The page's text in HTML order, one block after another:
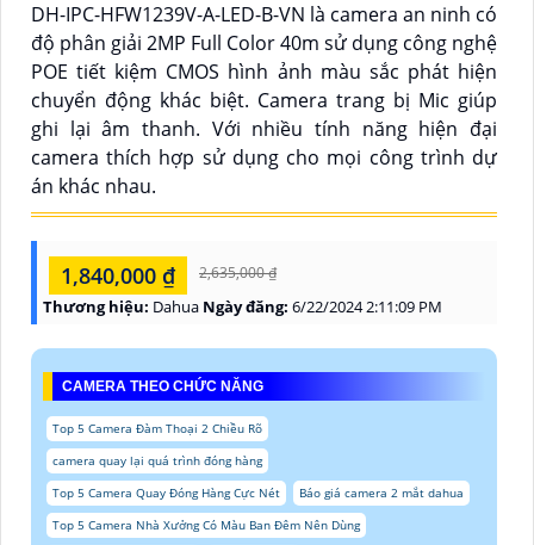
DH-IPC-HFW1239V-A-LED-B-VN là camera an ninh có
độ phân giải 2MP Full Color 40m sử dụng công nghệ
POE tiết kiệm CMOS hình ảnh màu sắc phát hiện
chuyển động khác biệt. Camera trang bị Mic giúp
ghi lại âm thanh. Với nhiều tính năng hiện đại
camera thích hợp sử dụng cho mọi công trình dự
án khác nhau.
1,840,000 ₫ 2,635,000 ₫
Thương hiệu: Dahua Ngày đăng: 6/22/2024 2:11:09 PM
CAMERA THEO CHỨC NĂNG
Top 5 Camera Đàm Thoại 2 Chiều Rõ
camera quay lại quá trình đóng hàng
Top 5 Camera Quay Đóng Hàng Cực Nét
Báo giá camera 2 mắt dahua
Top 5 Camera Nhà Xưởng Có Màu Ban Đêm Nên Dùng